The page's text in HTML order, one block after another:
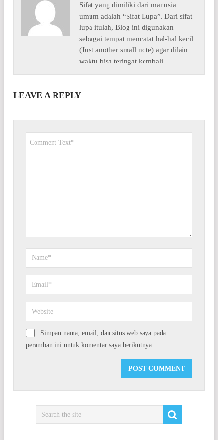
Sifat yang dimiliki dari manusia
umum adalah “Sifat Lupa”. Dari sifat
lupa itulah, Blog ini digunakan
sebagai tempat mencatat hal-hal kecil
(Just another small note) agar dilain
waktu bisa teringat kembali.
LEAVE A REPLY
Simpan nama, email, dan situs web saya pada
peramban ini untuk komentar saya berikutnya.